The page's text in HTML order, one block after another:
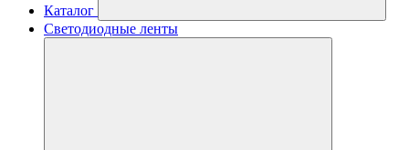
Каталог
Светодиодные ленты